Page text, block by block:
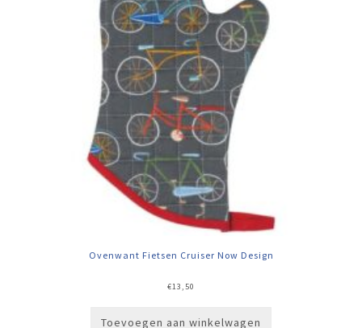
Ovenwant Fietsen Cruiser Now Design
€13,50
Toevoegen aan winkelwagen